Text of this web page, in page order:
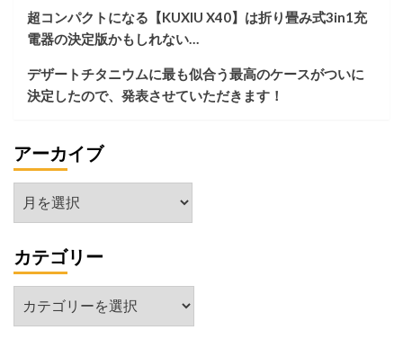
バ
ン
ド
比
較
み
た
の
が
な
理
超コンパクトになる【KUXIU X40】は折り畳み式3in1充
電器の決定版かもしれない…
デザートチタニウムに最も似合う最高のケースがついに
決定したので、発表させていただきます！
アーカイブ
ア
ー
イ
ブ
カテゴリー
テ